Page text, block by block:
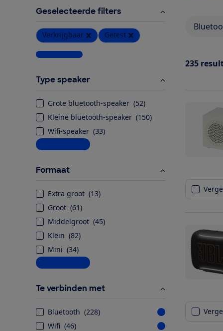
Geselecteerde filters
Verkrijgbaar Getest
Wis alle filters
Type speaker
Grote bluetooth-speaker (52)
Kleine bluetooth-speaker (150)
Wifi-speaker (33)
Meer informatie
Formaat
Extra groot (13)
Groot (61)
Middelgroot (45)
Klein (82)
Mini (34)
Meer informatie
Te verbinden met
Bluetooth (228)
Wifi (46)
235